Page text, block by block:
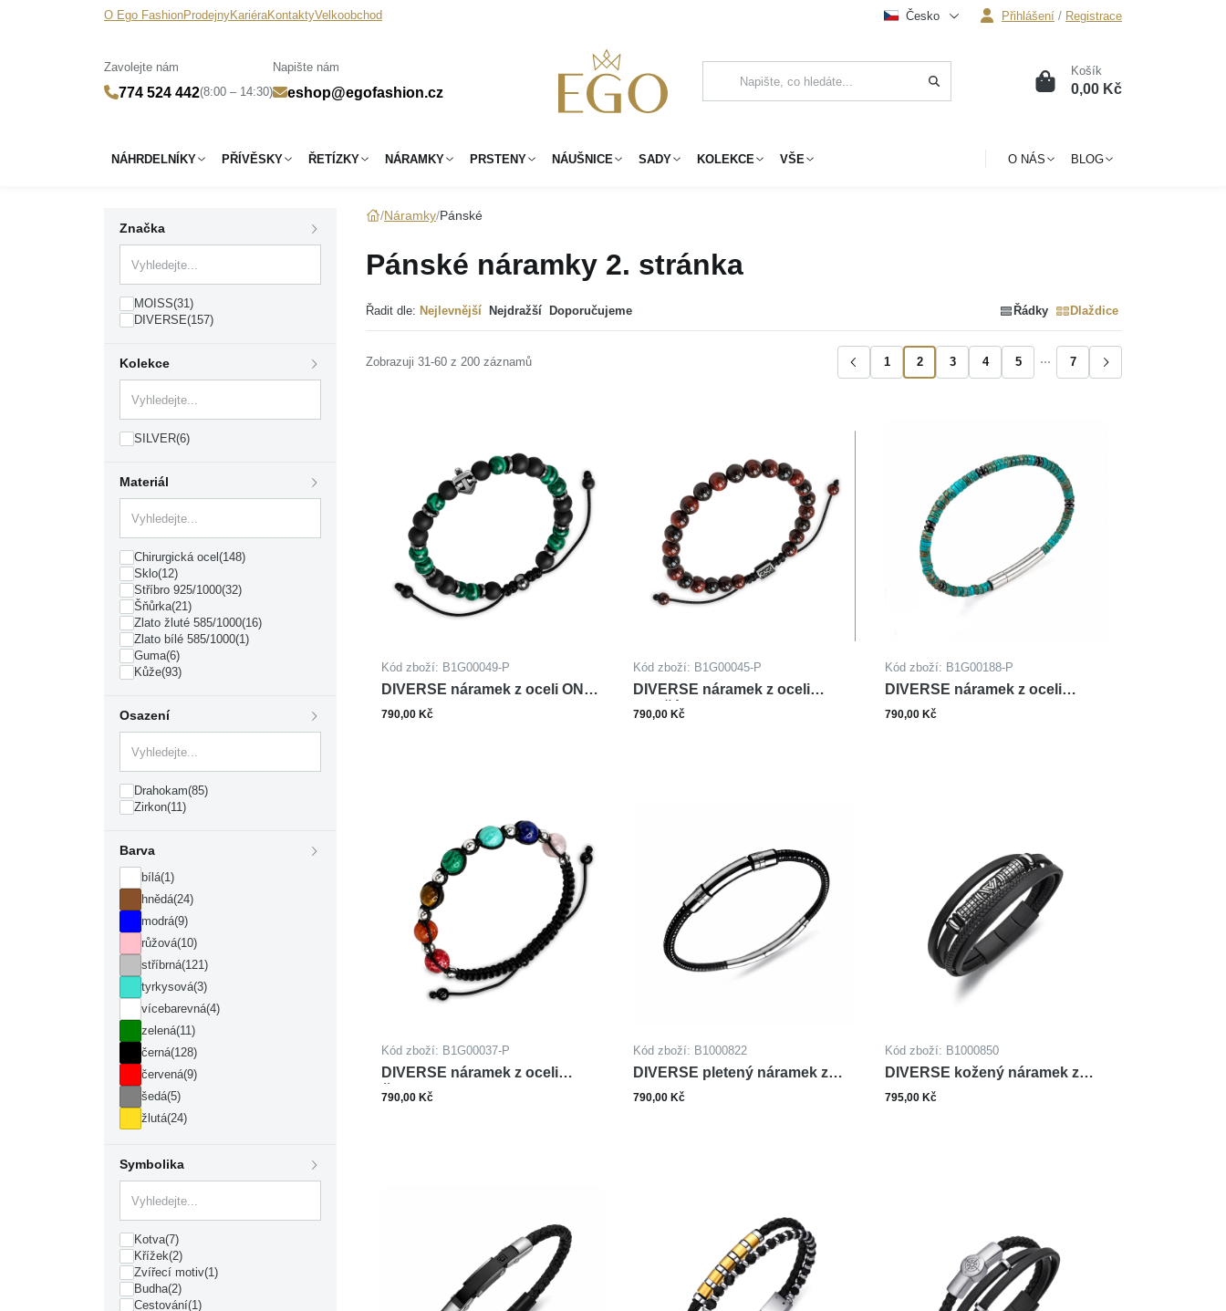
O Ego FashionProdejnyKariéraKontaktyVelkoobchod
Zavolejte nám
774 524 442(8:00 – 14:30)
Napište nám
eshop@egofashion.cz
Česko Přihlášení / Registrace
0 Košík
0,00 Kč
NÁHRDELNÍKY PŘÍVĚSKY ŘETÍZKY NÁRAMKY PRSTENY NÁUŠNICE SADY KOLEKCE VŠE O NÁS BLOG
Značka
MOISS(31)
DIVERSE(157)
Kolekce
SILVER(6)
Materiál
Chirurgická ocel (148)
Sklo(12)
Stříbro 925/1000(32)
Šňůrka(21)
Zlato žluté 585/1000(16)
Zlato bílé 585/1000(1)
Guma(6)
Kůže(93)
Osazení
Drahokam(85)
Zirkon(11)
Barva
bílá(1)
hnědá(24)
modrá(9)
růžová(10)
stříbrná(121)
tyrkysová(3)
vícebarevná(4)
zelená(11)
černá(128)
červená(9)
šedá(5)
žlutá(24)
Symbolika
Kotva(7)
Křížek(2)
Zvířecí motiv(1)
Budha(2)
Cestování(1)
Náramky Pánské
Pánské náramky 2. stránka
Řadit dle: Nejlevnější Nejdražší Doporučujeme Řádky Dlaždice
1 2 3 4 5 7
Zobrazuji 31-60 z 200 záznamů
Kód zboží: B1G00049-P
DIVERSE náramek z oceli ONYX
MALACHIT
790,00 Kč
Kód zboží: B1G00045-P
DIVERSE náramek z oceli
TYGŘÍ OKO
790,00 Kč
Kód zboží: B1G00188-P
DIVERSE náramek z oceli
TYRKYS
790,00 Kč
Kód zboží: B1G00037-P
DIVERSE náramek z oceli
ČAKRA
790,00 Kč
Kód zboží: B1000822
DIVERSE pletený náramek z
oceli
790,00 Kč
Kód zboží: B1000850
DIVERSE kožený náramek z
oceli
795,00 Kč